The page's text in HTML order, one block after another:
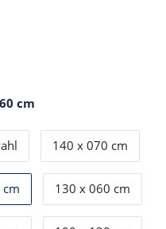
cm
140 x 070 cm
130 x 060 cm